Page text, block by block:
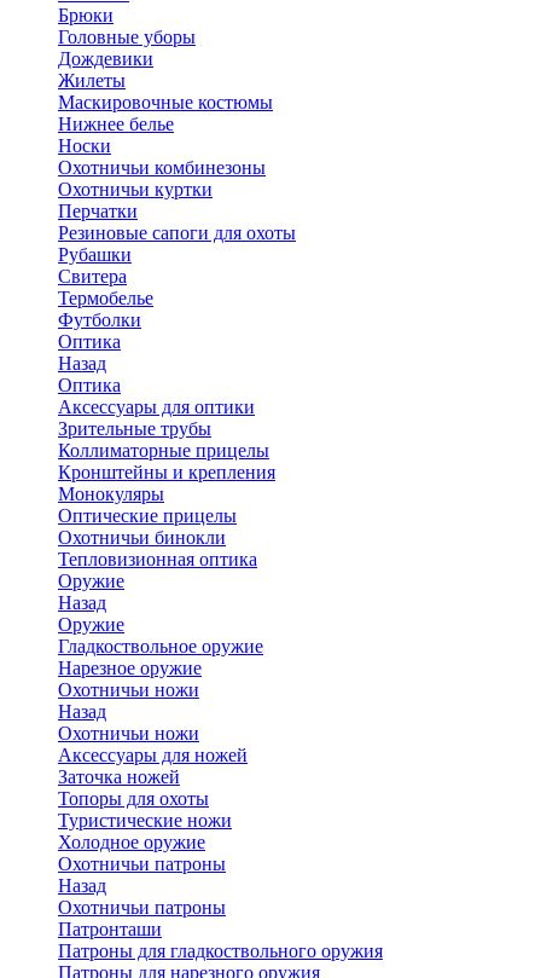
Брюки
Головные уборы
Дождевики
Жилеты
Маскировочные костюмы
Нижнее белье
Носки
Охотничьи комбинезоны
Охотничьи куртки
Перчатки
Резиновые сапоги для охоты
Рубашки
Свитера
Термобелье
Футболки
Оптика
Назад
Оптика
Аксессуары для оптики
Зрительные трубы
Коллиматорные прицелы
Кронштейны и крепления
Монокуляры
Оптические прицелы
Охотничьи бинокли
Тепловизионная оптика
Оружие
Назад
Оружие
Гладкоствольное оружие
Нарезное оружие
Охотничьи ножи
Назад
Охотничьи ножи
Аксессуары для ножей
Заточка ножей
Топоры для охоты
Туристические ножи
Холодное оружие
Охотничьи патроны
Назад
Охотничьи патроны
Патронташи
Патроны для гладкоствольного оружия
Патроны для нарезного оружия